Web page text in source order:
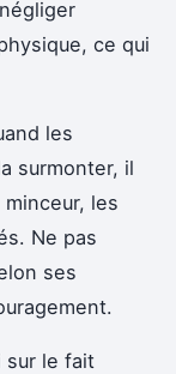
ce qui
les
surmonter, il
les
Ne pas
ses
sur le fait